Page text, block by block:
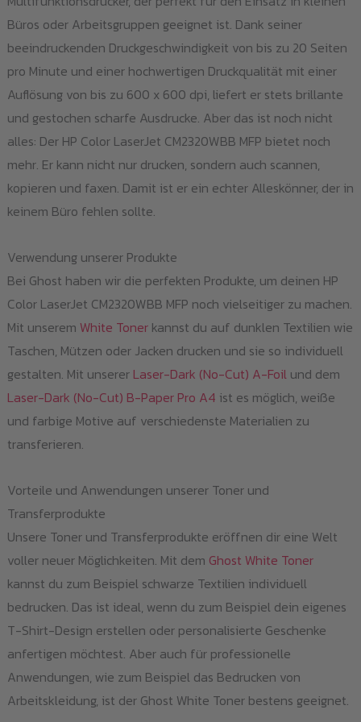
Büros oder Arbeitsgruppen geeignet ist. Dank seiner
beeindruckenden Druckgeschwindigkeit von bis zu 20 Seiten
pro Minute und einer hochwertigen Druckqualität mit einer
Auflösung von bis zu 600 x 600 dpi, liefert er stets brillante
und gestochen scharfe Ausdrucke. Aber das ist noch nicht
alles: Der HP Color LaserJet CM2320WBB MFP bietet noch
mehr. Er kann nicht nur drucken, sondern auch scannen,
kopieren und faxen. Damit ist er ein echter Alleskönner, der in
keinem Büro fehlen sollte.
Verwendung unserer Produkte
Bei Ghost haben wir die perfekten Produkte, um deinen HP
Color LaserJet CM2320WBB MFP noch vielseitiger zu machen.
Mit unserem White Tonerkannst du auf dunklen Textilien wie
Taschen, Mützen oder Jacken drucken und sie so individuell
gestalten. Mit unserer Laser-Dark (No-Cut) A-Foilund dem
Laser-Dark (No-Cut) B-Paper Pro A4 ist es möglich, weiße
und farbige Motive auf verschiedenste Materialien zu
transferieren.
Vorteile und Anwendungen unserer Toner und
Transferprodukte
Unsere Toner und Transferprodukte eröffnen dir eine Welt
voller neuer Möglichkeiten. Mit dem Ghost White Toner
kannst du zum Beispiel schwarze Textilien individuell
bedrucken. Das ist ideal, wenn du zum Beispiel dein eigenes
T-Shirt-Design erstellen oder personalisierte Geschenke
anfertigen möchtest. Aber auch für professionelle
Anwendungen, wie zum Beispiel das Bedrucken von
Arbeitskleidung, ist der Ghost White Toner bestens geeignet.